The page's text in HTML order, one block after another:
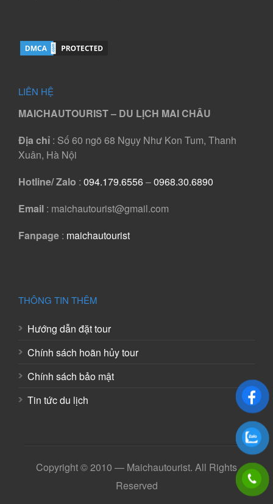
LIÊN HỆ
MAICHAUTOURIST – DU LỊCH MAI CHÂU
Địa chỉ : Số 60 ngõ 68 Ngụy Như Kon Tum, Thanh
Xuân, Hà Nội
Hotline/ Zalo : 094.179.6556–0968.30.6890
Email : maichautourist@gmail.com
Fanpage : maichautourist
THÔNG TIN THÊM
Hướng dẫn đặt tour
Chính sách hoãn hủy tour
Chính sách bảo mật
Tin tức du lịch
Copyright © 2010 — Maichautourist. All Rights
Reserved